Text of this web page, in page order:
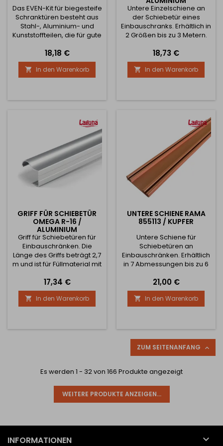
Das EVEN-Kit für biegesteife
Schranktüren besteht aus
Stahl-, Aluminium- und
Kunststoffteilen, die für gute
sorgen. Es hat eine
eloxierte Oberfläche mit
einem undurchsichtigen
oder matten Aussehen. Die
beträgt 14 mm, mit Ø 35
Erhältlich in 2 Höhen: 1970
Preis
18,18 €
 In den Warenkorb
Untere Einzelschiene an
der Schiebetür eines
Einbauschranks. Erhältlich in
2 Größen bis zu 3 Metern.
Abmessungen der Schiene
finden Sie auf den Bildern
Preis
18,73 €
 In den Warenkorb
GRIFF FÜR SCHIEBETÜR
OMEGA R-16 /
ALUMINIUM
Griff für Schiebetüren für
Einbauschränken. Die
Länge des Griffs beträgt 2,7
m und ist für Füllmaterial mit
ausgelegt
Preis
17,34 €
 In den Warenkorb
UNTERE SCHIENE RAMA
855113 / KUPFER
Untere Schiene für
Schiebetüren an
Einbauschränken. Erhältlich
in 7 Abmessungen bis zu 6
komplette
Schienenabmessungen
Preis
21,00 €
 In den Warenkorb
ZUM SEITENANFANG 
Es werden 1 - 32 von 166 Produkte angezeigt
WEITERE PRODUKTE ANZEIGEN...
INFORMATIONEN 